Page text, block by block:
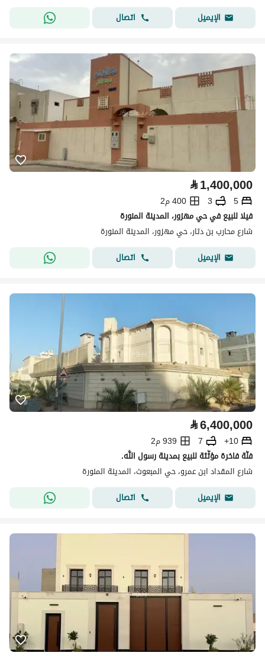
الإيميل
اتصال
⃁1,400,000
5
3
400 م2
فيلا للبيع في حي مهزور، المدينة المنورة
شارع محارب بن دثار، حي مهزور، المدينة المنورة
الإيميل
اتصال
⃁6,400,000
10+
7
939 م2
فلّة فاخرة مؤثّثة للبيع بمدينة رسول اللّٰه.
شارع المقداد ابن عمرو، حي المبعوث، المدينة المنورة
الإيميل
اتصال